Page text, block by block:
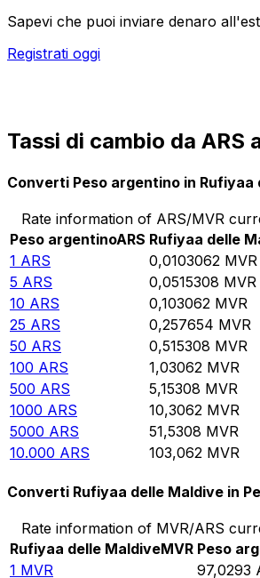
Sapevi che puoi inviare denaro
Registrati oggi
Tassi di cambio da ARS
Converti Peso argentino in Rufiyaa
Rate information of ARS/MVR
Peso argentinoARS Rufiyaa delle
1 ARS 0,0103062 MVR
5 ARS 0,0515308 MVR
10 ARS 0,103062 MVR
25 ARS 0,257654 MVR
50 ARS 0,515308 MVR
100 ARS 1,03062 MVR
500 ARS 5,15308 MVR
1000 ARS 10,3062 MVR
5000 ARS 51,5308 MVR
10.000 ARS 103,062 MVR
Converti Rufiyaa delle Maldive in
Rate information of MVR/ARS
Rufiyaa delle MaldiveMVR Peso
1 MVR 97,0293